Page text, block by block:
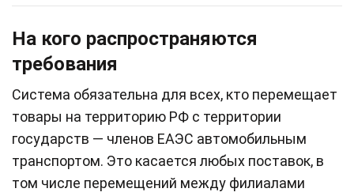
На кого распространяются
требования
Система обязательна для всех, кто перемещает
товары на территорию РФ с территории
государств — членов ЕАЭС автомобильным
транспортом. Это касается любых поставок, в
том числе перемещений между филиалами